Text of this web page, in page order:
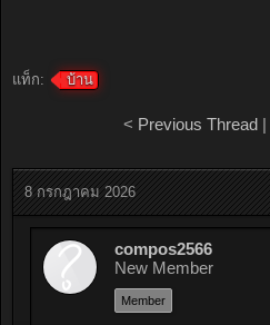
แท็ก: บ้าน
< Previous Thread|
8 กรกฎาคม 2026
compos2566
New Member
Member